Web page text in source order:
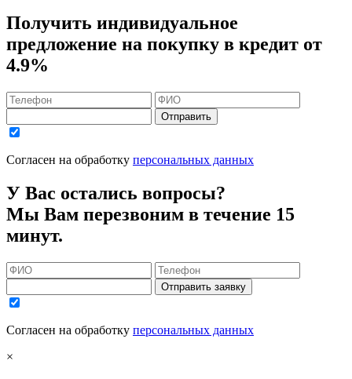
Получить индивидуальное
предложение на покупку в кредит от
4.9%
Отправить
Согласен на обработку персональных данных
У Вас остались вопросы?
Мы Вам перезвоним в течение 15
минут.
Отправить заявку
Согласен на обработку персональных данных
×